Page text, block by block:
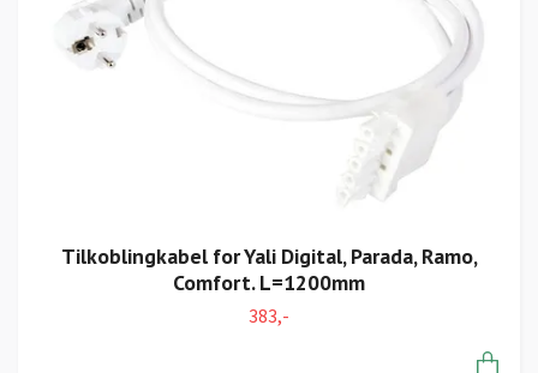
Tilkoblingkabel for Yali Digital, Parada, Ramo,
Comfort. L=1200mm
383,-